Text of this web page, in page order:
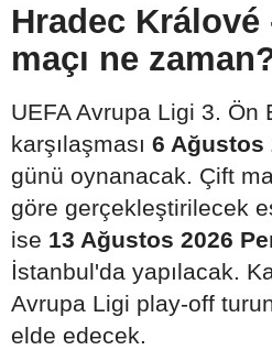
Hradec Králové
maçı ne
UEFA Avrupa Ligi 3. Ön
karşılaşması 6 Ağustos
günü oynanacak. Çift
göre gerçekleştirilecek
ise 13 Ağustos 2026
İstanbul'da yapılacak.
Avrupa Ligi play-off
elde edecek.